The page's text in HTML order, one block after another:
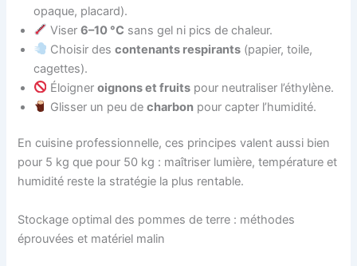
opaque, placard).
Viser6–10 °C sans gel ni pics de chaleur.
Choisir descontenants respirants (papier, toile,
cagettes).
Éloigneroignons et fruits pour neutraliser l’éthylène.
Glisser un peu decharbon pour capter l’humidité.
En cuisine professionnelle, ces principes valent aussi bien
pour 5 kg que pour 50 kg : maîtriser lumière, température et
humidité reste la stratégie la plus rentable.
Stockage optimal des pommes de terre : méthodes
éprouvées et matériel malin